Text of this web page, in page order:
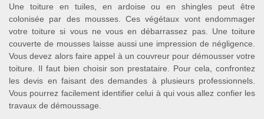
Une toiture en tuiles, en ardoise ou en shingles peut être
colonisée par des mousses. Ces végétaux vont endommager
votre toiture si vous ne vous en débarrassez pas. Une toiture
couverte de mousses laisse aussi une impression de négligence.
Vous devez alors faire appel à un couvreur pour démousser votre
toiture. Il faut bien choisir son prestataire. Pour cela, confrontez
les devis en faisant des demandes à plusieurs professionnels.
Vous pourrez facilement identifier celui à qui vous allez confier les
travaux de démoussage.